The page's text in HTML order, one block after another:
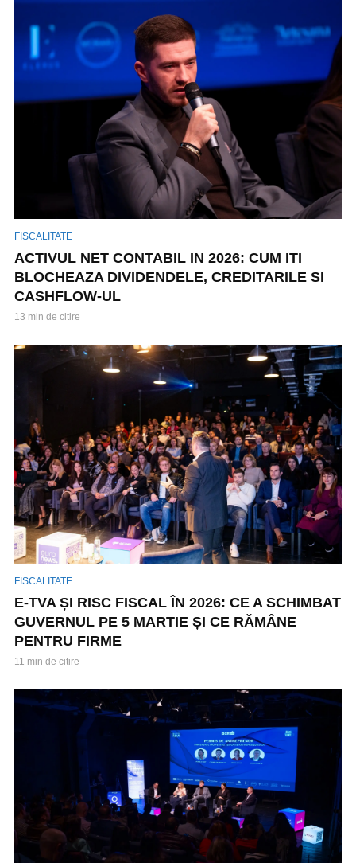
FISCALITATE
ACTIVUL NET CONTABIL IN 2026: CUM ITI
BLOCHEAZA DIVIDENDELE, CREDITARILE SI
CASHFLOW-UL
13 min de citire
FISCALITATE
E-TVA ȘI RISC FISCAL ÎN 2026: CE A SCHIMBAT
GUVERNUL PE 5 MARTIE ȘI CE RĂMÂNE
PENTRU FIRME
11 min de citire